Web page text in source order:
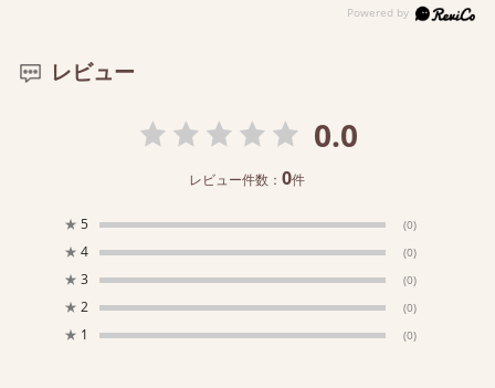
レビュー
0.0
レビュー件数：0件
★ 5 (0)
★ 4 (0)
★ 3 (0)
★ 2 (0)
★ 1 (0)